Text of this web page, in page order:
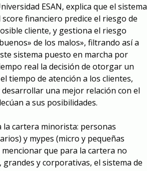
ESAN, explica que el sistema
financiero predice el riesgo de
cliente, y gestiona el riesgo
de los malos», filtrando así a
sistema puesto en marcha por
real la decisión de otorgar un
tiempo de atención a los clientes,
una mejor relación con el
a sus posibilidades.
la cartera minorista: personas
y mypes (micro y pequeñas
que para la cartera no
y corporativas, el sistema de